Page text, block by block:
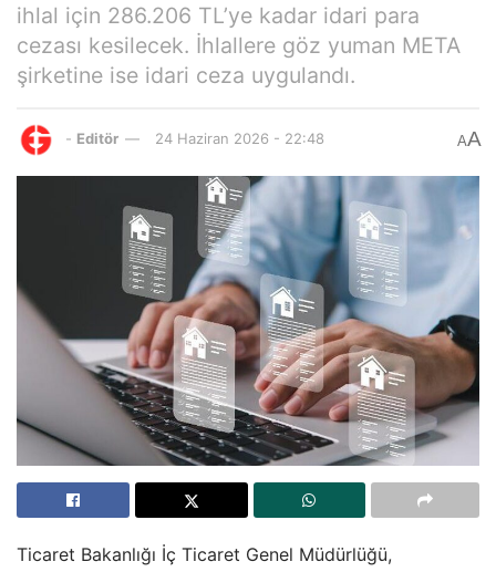
ihlal için 286.206 TL’ye kadar idari para
cezası kesilecek. İhlallere göz yuman META
şirketine ise idari ceza uygulandı.
- Editör 24 Haziran 2026 - 22:48 AA
Ticaret Bakanlığı İç Ticaret Genel Müdürlüğü,